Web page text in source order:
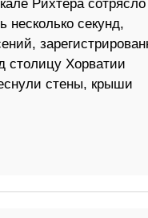
Рихтера сотрясло
несколько секунд,
столицу Хорватии
стены, крыши